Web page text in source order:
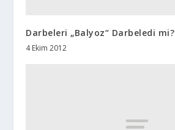
Darbeleri „Balyoz“ Darbeledi mi?
4 Ekim 2012